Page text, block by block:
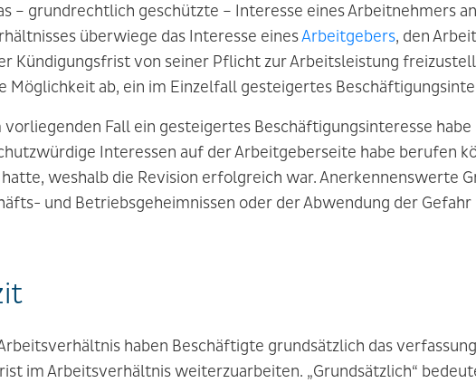
– grundrechtlich geschützte – Interesse eines Arbeitnehmers
überwiege das Interesse einesArbeitgebers, den
Kündigungsfrist von seiner Pflicht zur Arbeitsleistung
Möglichkeit ab, ein im Einzelfall gesteigertes
vorliegenden Fall ein gesteigertes Beschäftigungsinteresse
Interessen auf der Arbeitgeberseite habe berufen
hatte, weshalb die Revision erfolgreich war. Anerkennenswerte
und Betriebsgeheimnissen oder der Abwendung der
haben Beschäftigte grundsätzlich das
im Arbeitsverhältnis weiterzuarbeiten. „Grundsätzlich“